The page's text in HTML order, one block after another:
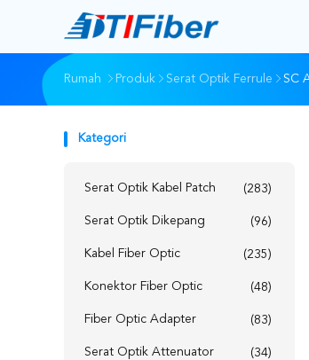
Rumah Produk Serat Optik Ferrule SC
Kategori
Serat Optik Kabel Patch (283)
Serat Optik Dikepang (96)
Kabel Fiber Optic (235)
Konektor Fiber Optic (48)
Fiber Optic Adapter (83)
Serat Optik Attenuator (34)